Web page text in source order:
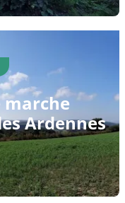
marche
Ardennes